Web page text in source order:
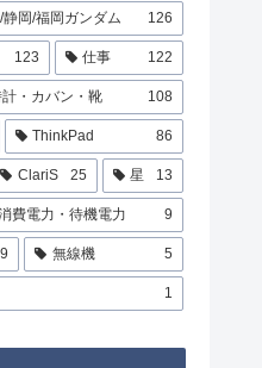
岡/福岡ガンダム 126
123 仕事 122
・カバン・靴 108
ThinkPad 86
ClariS 25 星 13
費電力・待機電力 9
9 無線機 5
1